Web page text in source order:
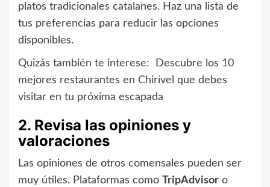
platos tradicionales catalanes. Haz una lista de
tus preferencias para reducir las opciones
disponibles.
Quizás también te interese:
Descubre los 10
mejores restaurantes en Chirivel que debes
visitar en tu próxima escapada
2. Revisa las opiniones y
valoraciones
Las opiniones de otros comensales pueden ser
muy útiles. Plataformas como TripAdvisor o